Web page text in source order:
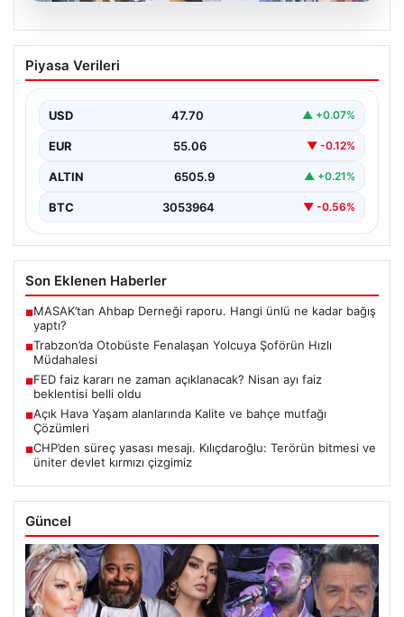
Trabzon’da Otobüste Fenalaşan
Yolcuya Şoförün Hızlı Müdahalesi
yaşındaki yolcu Hasan Öner’in hayatı, şoför Sinan
Erdoğan’ın…
Piyasa Verileri
USD 47.70 ▲ +0.07%
EUR 55.06 ▼ -0.12%
ALTIN 6505.9 ▲ +0.21%
BTC 3053964 ▼ -0.56%
Son Eklenen Haberler
■MASAK’tan Ahbap Derneği raporu. Hangi ünlü ne kadar bağış
yaptı?
■Trabzon’da Otobüste Fenalaşan Yolcuya Şoförün Hızlı
Müdahalesi
■FED faiz kararı ne zaman açıklanacak? Nisan ayı faiz
beklentisi belli oldu
■Açık Hava Yaşam alanlarında Kalite ve bahçe mutfağı
Çözümleri
■CHP’den süreç yasası mesajı. Kılıçdaroğlu: Terörün bitmesi ve
üniter devlet kırmızı çizgimiz
Güncel